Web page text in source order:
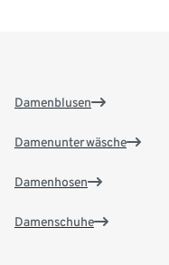
Damenblusen
Damenunterwäsche
Damenhosen
Damenschuhe